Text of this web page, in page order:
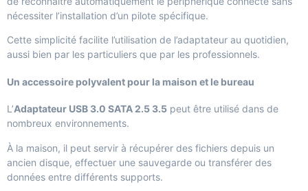
nécessiter l’installation d’un pilote spécifique.
Cette simplicité facilite l’utilisation de l’adaptateur au quotidien,
aussi bien par les particuliers que par les professionnels.
Un accessoire polyvalent pour la maison et le bureau
L’Adaptateur USB 3.0 SATA 2.5 3.5 peut être utilisé dans de
nombreux environnements.
À la maison, il peut servir à récupérer des fichiers depuis un
ancien disque, effectuer une sauvegarde ou transférer des
données entre différents supports.